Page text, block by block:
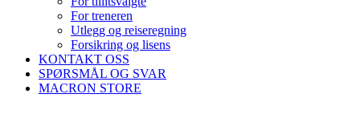
For treneren
Utlegg og reiseregning
Forsikring og lisens
KONTAKT OSS
SPØRSMÅL OG SVAR
MACRON STORE